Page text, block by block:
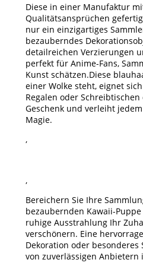
Diese in einer Manufaktur
Qualitätsansprüchen
nur ein einzigartiges
bezauberndes
detailreichen Verzierungen
perfekt für Anime-Fans,
Kunst schätzen.Diese
einer Wolke steht, eignet
Regalen oder
Geschenk und verleiht
Magie.
,
,
Bereichern Sie Ihre
bezaubernden Kawaii-
ruhige Ausstrahlung Ihr
verschönern. Eine
Dekoration oder
von zuverlässigen Anbietern